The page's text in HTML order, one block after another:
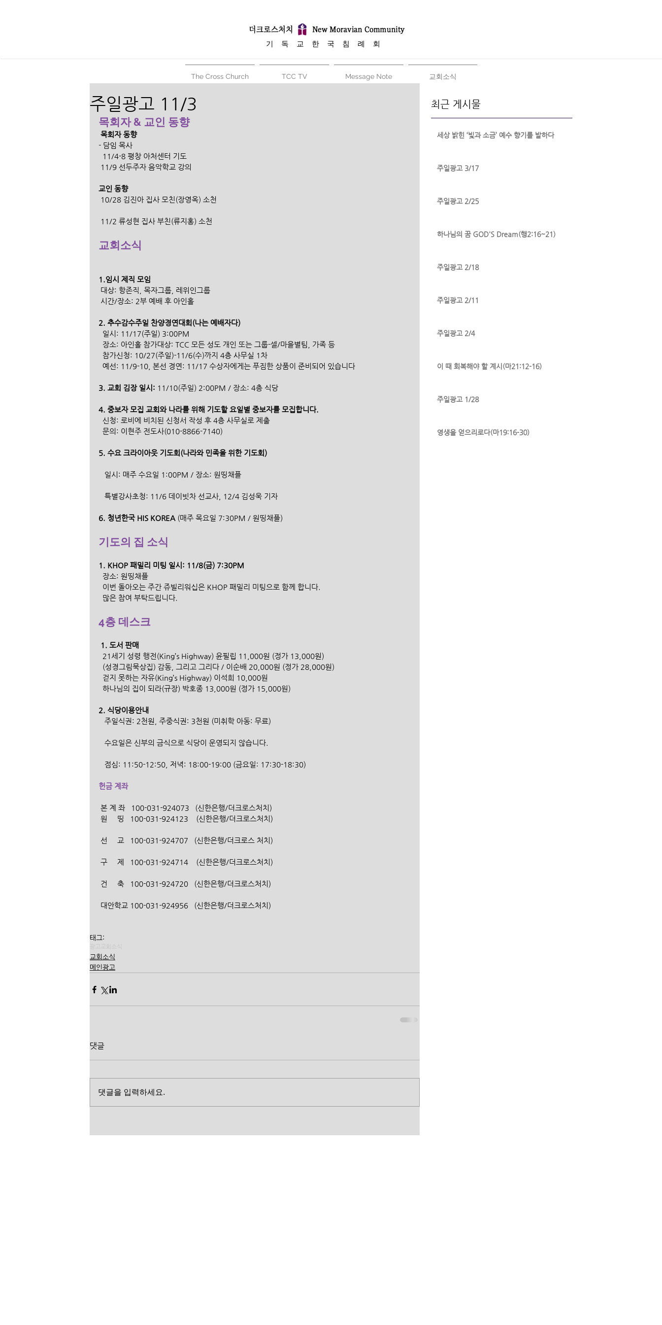
​기 독 교 한 국 침 례 회
The Cross Church TCC TV Message Note 교회소식
주일광고 11/3
목회자 & 교인 동향
목회자 동향
- 담임 목사
  11/4-8 평창 아처센터 기도
11/9 선두주자 음악학교 강의
교인 동향
10/28 김진아 집사 모친(장영옥) 소천
11/2 류성현 집사 부친(류지홍) 소천
교회소식
1.임시 제직 모임
대상: 항존직, 목자그룹, 레위인그룹
시간/장소: 2부 예배 후 아인홀
2. 추수감수주일 찬양경연대회(나는 예배자다)
  일시: 11/17(주일) 3:00PM
  장소: 아인홀 참가대상: TCC 모든 성도 개인 또는 그룹-셀/마을별팀, 가족 등
  참가신청: 10/27(주일)-11/6(수)까지 4층 사무실 1차
  예선: 11/9-10, 본선 경연: 11/17 수상자에게는 푸짐한 상품이 준비되어 있습니다
3. 교회 김장 일시: 11/10(주일) 2:00PM / 장소: 4층 식당
4. 중보자 모집 교회와 나라를 위해 기도할 요일별 중보자를 모집합니다.
  신청: 로비에 비치된 신청서 작성 후 4층 사무실로 제출
  문의: 이현주 전도사(010-8866-7140)
5. 수요 크라이아웃 기도회(나라와 민족을 위한 기도회)
   일시: 매주 수요일 1:00PM / 장소: 원띵채플
   특별강사초청: 11/6 데이빗차 선교사, 12/4 김성욱 기자
6. 청년한국 HIS KOREA (매주 목요일 7:30PM / 원띵채플)
기도의 집 소식
1. KHOP 패밀리 미팅 일시: 11/8(금) 7:30PM
  장소: 원띵채플
  이번 돌아오는 주간 쥬빌리워십은 KHOP 패밀리 미팅으로 함께 합니다.
  많은 참여 부탁드립니다.
4층 데스크
1. 도서 판매
  21세기 성령 행전(King’s Highway) 윤필립 11,000원 (정가 13,000원)
  (성경그림묵상집) 감동, 그리고 그리다 / 이순배 20,000원 (정가 28,000원)
  걷지 못하는 자유(King’s Highway) 이석희 10,000원
  하나님의 집이 되라(규장) 박호종 13,000원 (정가 15,000원)
2. 식당이용안내
   주일식권: 2천원, 주중식권: 3천원 (미취학 아동: 무료)
   수요일은 신부의 금식으로 식당이 운영되지 않습니다.
   점심: 11:50-12:50, 저녁: 18:00-19:00 (금요일: 17:30-18:30)
헌금 계좌
본 계 좌   100-031-924073   (신한은행/더크로스처치)
원     띵   100-031-924123    (신한은행/더크로스처치)
선     교   100-031-924707   (신한은행/더크로스 처치)
구     제   100-031-924714    (신한은행/더크로스처치)
건     축   100-031-924720   (신한은행/더크로스처치)
대안학교 100-031-924956   (신한은행/더크로스처치)
태그:
교회소식
메인광고
댓글
댓글을 입력하세요.
최근 게시물
세상 밝힌 ‘빛과 소금’ 예수 향기를 발하다
주일광고 3/17
주일광고 2/25
하나님의 꿈 GOD'S Dream(행2:16~21)
주일광고 2/18
주일광고 2/11
주일광고 2/4
이 때 회복해야 할 계시(마21:12-16)
주일광고 1/28
영생을 얻으리로다(마19:16-30)